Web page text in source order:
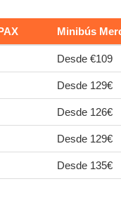
Minibús
Desde €109
Desde 129€
Desde 126€
Desde 129€
Desde 135€